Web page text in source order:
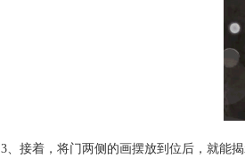
3、接着，将门两侧的画摆放到位后，就能